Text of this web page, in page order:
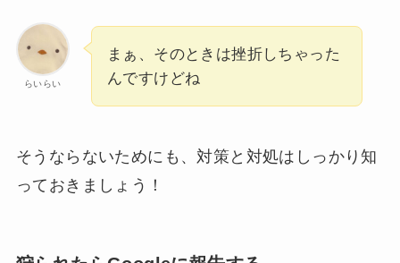
らいらい
まぁ、そのときは挫折しちゃった
んですけどね
そうならないためにも、対策と対処はしっかり知
っておきましょう！